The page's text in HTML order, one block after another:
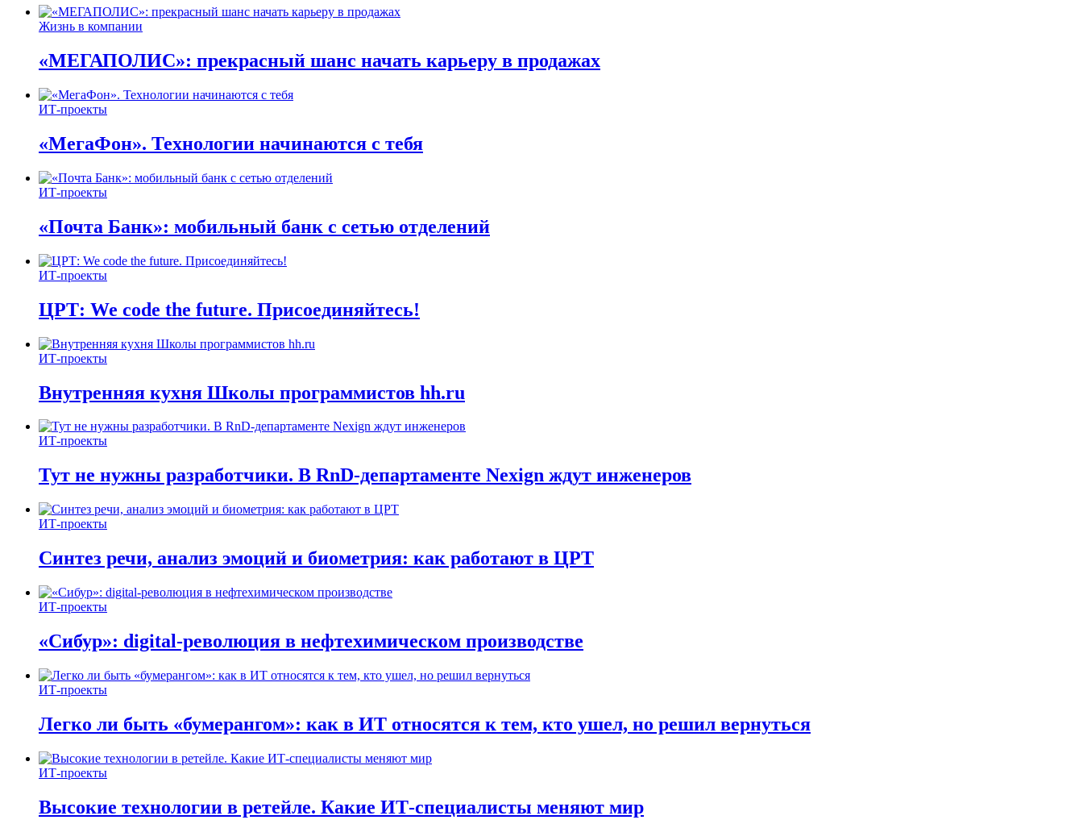
Жизнь в компании
«МЕГАПОЛИС»: прекрасный шанс начать карьеру в продажах
ИТ-проекты
«МегаФон». Технологии начинаются с тебя
ИТ-проекты
«Почта Банк»: мобильный банк с сетью отделений
ИТ-проекты
ЦРТ: We code the future. Присоединяйтесь!
ИТ-проекты
Внутренняя кухня Школы программистов hh.ru
ИТ-проекты
Тут не нужны разработчики. В RnD-департаменте Nexign ждут инженеров
ИТ-проекты
Синтез речи, анализ эмоций и биометрия: как работают в ЦРТ
ИТ-проекты
«Сибур»: digital-революция в нефтехимическом производстве
ИТ-проекты
Легко ли быть «бумерангом»: как в ИТ относятся к тем, кто ушел, но решил вернуться
ИТ-проекты
Высокие технологии в ретейле. Какие ИТ-специалисты меняют мир